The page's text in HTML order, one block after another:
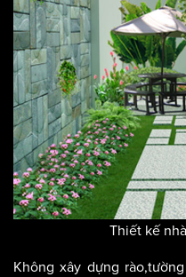
Thiết kế
Không xây dựng